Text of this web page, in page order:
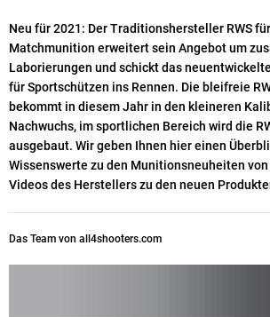
Neu für 2021: Der Traditionshersteller RWS
Matchmunition erweitert sein Angebot um
Laborierungen und schickt das
für Sportschützen ins Rennen. Die bleifreie
bekommt in diesem Jahr in den kleineren
Nachwuchs, im sportlichen Bereich wird die
ausgebaut. Wir geben Ihnen hier einen
Wissenswerte zu den Munitionsneuheiten von
Videos des Herstellers zu den neuen
Das Team von all4shooters.com